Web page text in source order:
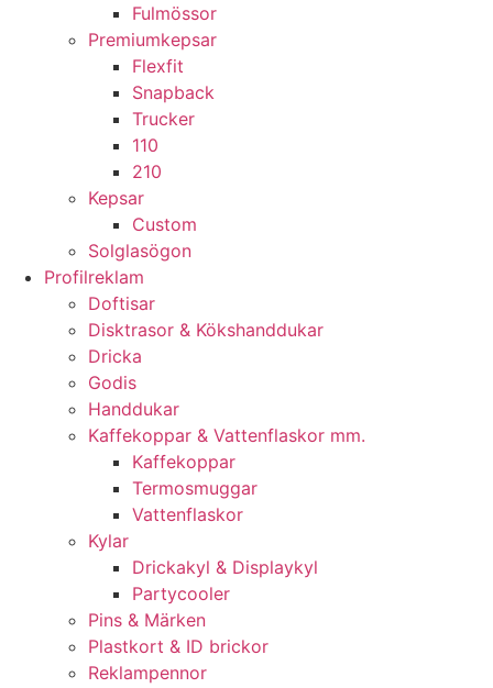
Fulmössor
Premiumkepsar
Flexfit
Snapback
Trucker
110
210
Kepsar
Custom
Solglasögon
Profilreklam
Doftisar
Disktrasor & Kökshanddukar
Dricka
Godis
Handdukar
Kaffekoppar & Vattenflaskor mm.
Kaffekoppar
Termosmuggar
Vattenflaskor
Kylar
Drickakyl & Displaykyl
Partycooler
Pins & Märken
Plastkort & ID brickor
Reklampennor